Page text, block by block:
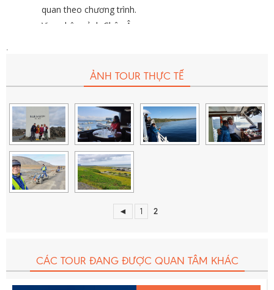
quan theo chương trình.
Visa nhập cảnh Châu Âu.
Tiền bồi dưỡng cho HDV & tài xế.
Chi phí test Covid-19 (Real-time PCR) trước chuyến
bay về lại Việt Nam (nếu có quy định)
Quà tặng du lịch từ Migola Travel.
Bảo hiểm du lịch với mức bồi thường cao nhất là
50.000 USD/vụ (không loại trừ Covid-19).
.
ẢNH TOUR THỰC TẾ
◄ 1 2
CÁC TOUR ĐANG ĐƯỢC QUAN TÂM KHÁC